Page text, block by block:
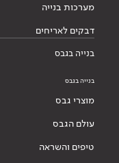
מערכות בנייה
דבקים לאריחים
בנייה בגבס
בנייה בגבס
מוצרי גבס
עולם הגבס
טיפים והשראה